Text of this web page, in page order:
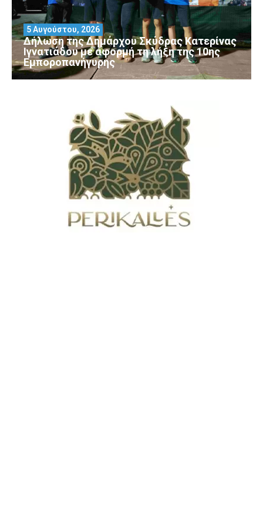
Δήλωση της Δημάρχου Σκύδρας Κατερίνας
Ιγνατιάδου με αφορμή τη λήξη της 10ης
Εμποροπανήγυρης
5 Αυγούστου, 2026